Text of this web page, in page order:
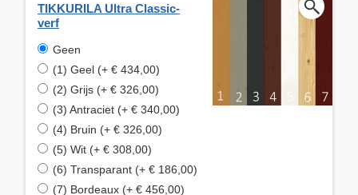
TIKKURILA Ultra Classic-
verf
Geen
(1) Geel (+ € 434,00)
(2) Grijs (+ € 326,00)
(3) Antraciet (+ € 340,00)
(4) Bruin (+ € 326,00)
(5) Wit (+ € 308,00)
(6) Transparant (+ € 186,00)
(7) Bordeaux (+ € 456,00)